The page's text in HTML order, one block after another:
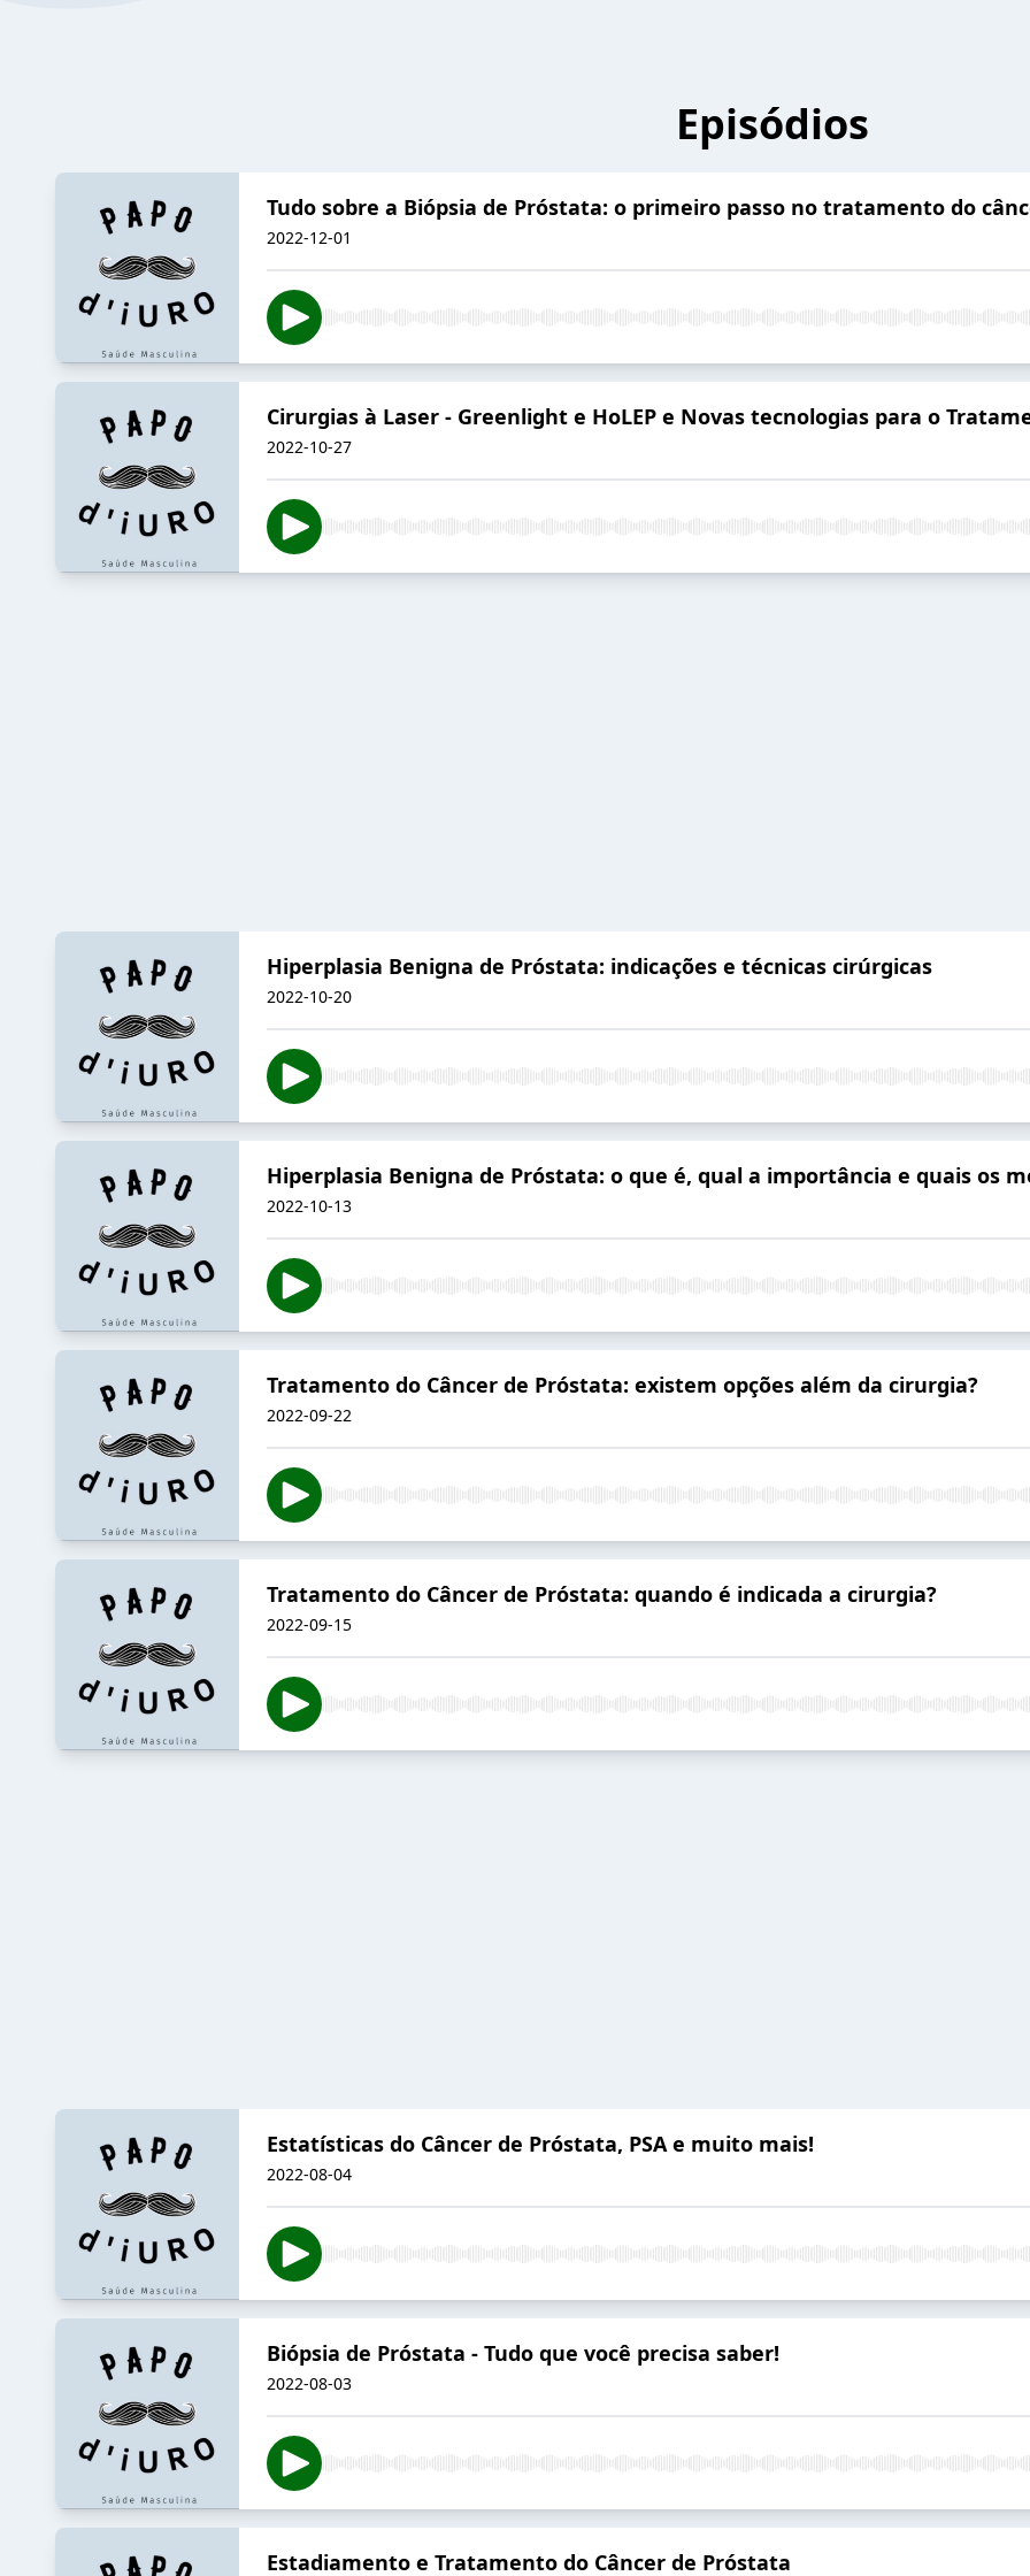
Episódios
Tudo sobre a Biópsia de Próstata: o primeiro passo no tratamento do
2022-12-01
Cirurgias à Laser - Greenlight e HoLEP e Novas tecnologias para o
2022-10-27
Hiperplasia Benigna de Próstata: indicações e técnicas cirúrgicas
2022-10-20
Hiperplasia Benigna de Próstata: o que é, qual a importância e quais os
2022-10-13
Tratamento do Câncer de Próstata: existem opções além da cirurgia?
2022-09-22
Tratamento do Câncer de Próstata: quando é indicada a cirurgia?
2022-09-15
Estatísticas do Câncer de Próstata, PSA e muito mais!
2022-08-04
Biópsia de Próstata - Tudo que você precisa saber!
2022-08-03
Estadiamento e Tratamento do Câncer de Próstata